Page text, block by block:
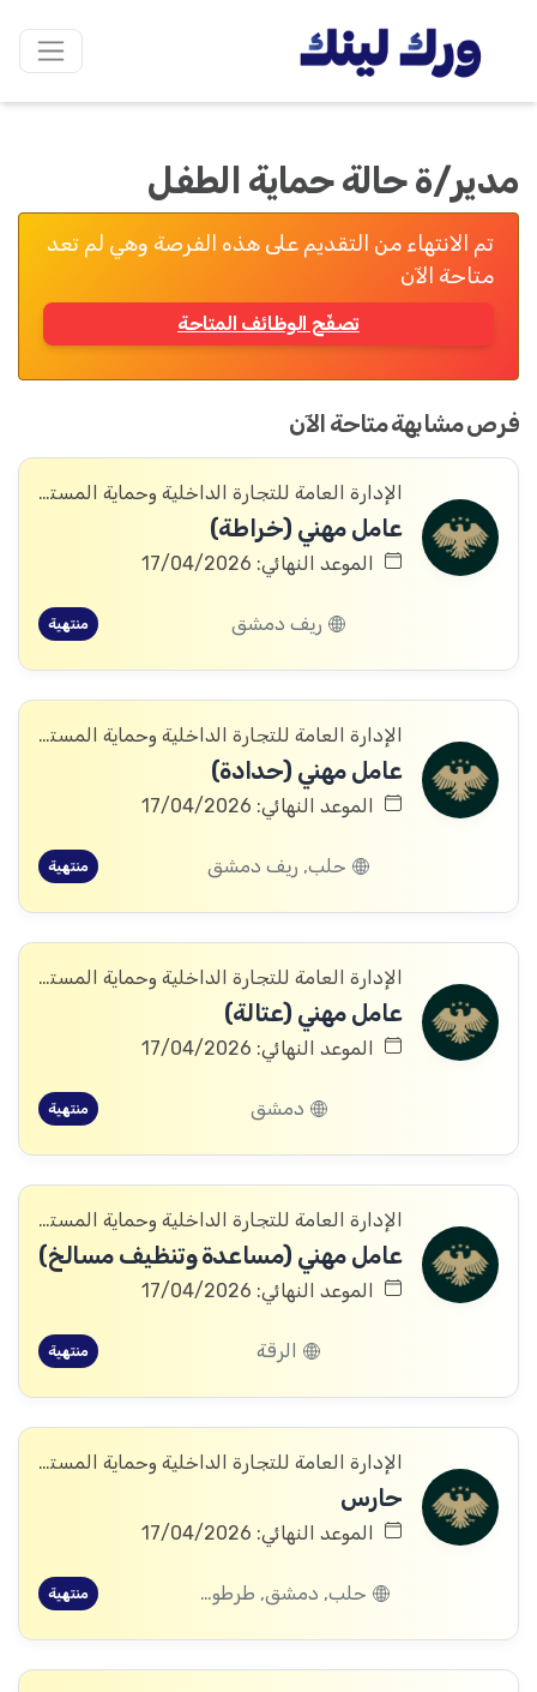
مدير/ة حالة حماية الطفل
تم الانتهاء من التقديم على هذه الفرصة وهي لم تعد
متاحة الآن
تصفّح الوظائف المتاحة
فرص مشابهة متاحة الآن
الإدارة العامة للتجارة الداخلية وحماية المستهلك
عامل مهني (خراطة)
الموعد النهائي: 17/04/2026
ريف دمشق منتهية
الإدارة العامة للتجارة الداخلية وحماية المستهلك
عامل مهني (حدادة)
الموعد النهائي: 17/04/2026
حلب, ريف دمشق منتهية
الإدارة العامة للتجارة الداخلية وحماية المستهلك
عامل مهني (عتالة)
الموعد النهائي: 17/04/2026
دمشق منتهية
الإدارة العامة للتجارة الداخلية وحماية المستهلك
عامل مهني (مساعدة وتنظيف مسالخ)
الموعد النهائي: 17/04/2026
الرقة منتهية
الإدارة العامة للتجارة الداخلية وحماية المستهلك
حارس
الموعد النهائي: 17/04/2026
حلب, دمشق, طرطوس, ريف دمشق, ديرالزور, القنيطرة, اللاذقية, الرقة, الحسكة, حماة منتهية